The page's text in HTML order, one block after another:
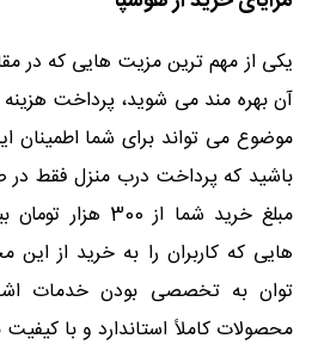
یکی از مهم ترین مزیت هایی که در
آن بهره مند می شوید، پرداخت
موضوع می تواند برای شما اطمینان
باشید که پرداخت درب منزل فقط در
مبلغ خرید شما از
هایی که کاربران را به خرید از
توان به تخصصی بودن خدمات
محصولات کاملاً استاندارد و با